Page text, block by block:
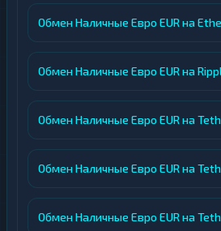
Обмен Наличные Евро EUR на
Обмен Наличные Евро EUR на
Обмен Наличные Евро EUR на
Обмен Наличные Евро EUR на
Обмен Наличные Евро EUR на